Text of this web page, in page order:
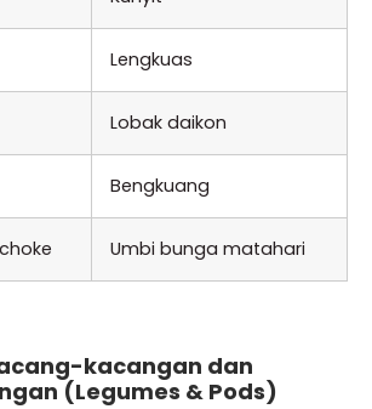
Lengkuas
Lobak daikon
Bengkuang
Umbi bunga matahari
kacangan dan
(Legumes & Pods)